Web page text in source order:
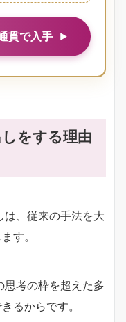
貫で入手
をする理由
、従来の手法を大
す。
考の枠を超えた多
るからです。